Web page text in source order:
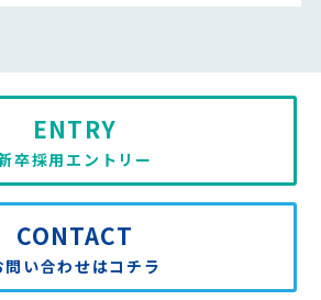
CONTACT
問い合わせはコチラ
ENTRY
卒採用エントリー